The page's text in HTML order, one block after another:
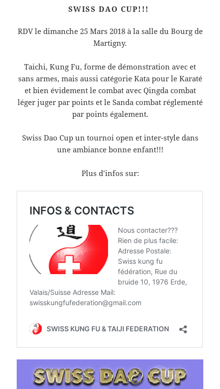
SWISS DAO CUP!!!
RDV le dimanche 25 Mars 2018 à la salle du Bourg de
Martigny.
Taichi, Kung Fu, forme de démonstration avec et
sans armes, mais aussi catégorie Kata pour le Karaté
et bien évidement le combat avec Qingda combat
léger juger par points et le Sanda combat réglementé
par points également.
Swiss Dao Cup un tournoi open et inter-style dans
une ambiance bonne enfant!!!
Plus d’infos sur: